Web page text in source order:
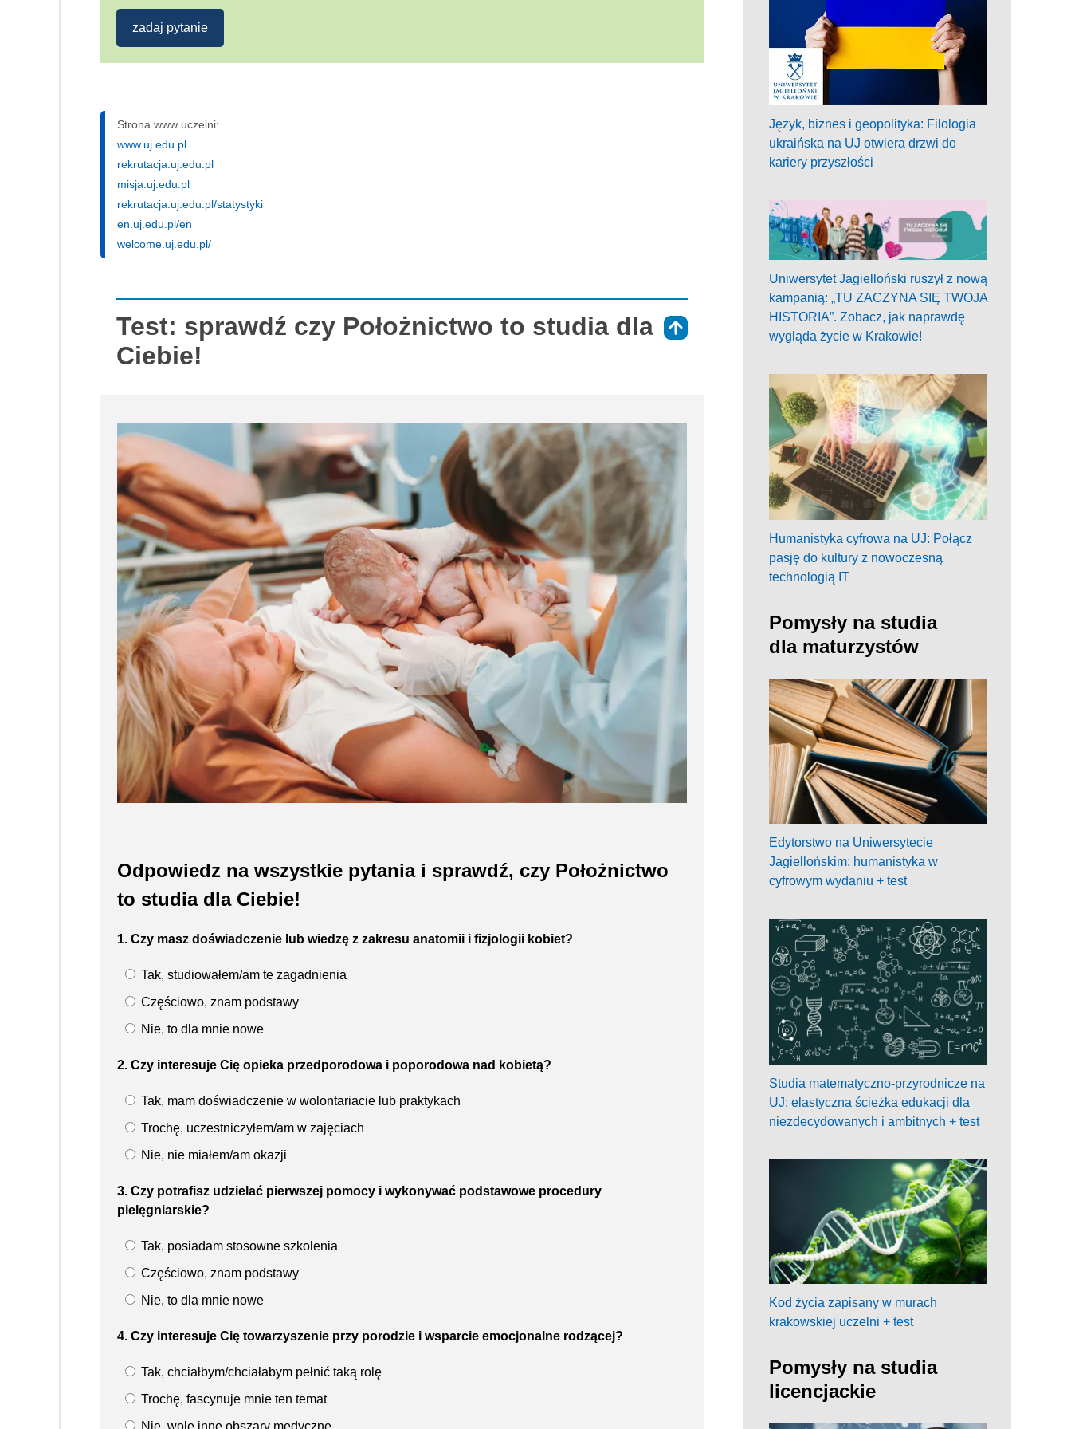
zadaj pytanie
Strona www uczelni:
www.uj.edu.pl
rekrutacja.uj.edu.pl
misja.uj.edu.pl
rekrutacja.uj.edu.pl/statystyki
en.uj.edu.pl/en
welcome.uj.edu.pl/
Test: sprawdź czy Położnictwo to studia dla
Ciebie!
Odpowiedz na wszystkie pytania i sprawdź, czy Położnictwo
to studia dla Ciebie!
1. Czy masz doświadczenie lub wiedzę z zakresu anatomii i fizjologii kobiet?
Tak, studiowałem/am te zagadnienia
Częściowo, znam podstawy
Nie, to dla mnie nowe
2. Czy interesuje Cię opieka przedporodowa i poporodowa nad kobietą?
Tak, mam doświadczenie w wolontariacie lub praktykach
Trochę, uczestniczyłem/am w zajęciach
Nie, nie miałem/am okazji
3. Czy potrafisz udzielać pierwszej pomocy i wykonywać podstawowe procedury
pielęgniarskie?
Tak, posiadam stosowne szkolenia
Częściowo, znam podstawy
Nie, to dla mnie nowe
4. Czy interesuje Cię towarzyszenie przy porodzie i wsparcie emocjonalne rodzącej?
Tak, chciałbym/chciałabym pełnić taką rolę
Trochę, fascynuje mnie ten temat
Nie, wolę inne obszary medyczne
Język, biznes i geopolityka: Filologia
ukraińska na UJ otwiera drzwi do
kariery przyszłości
Uniwersytet Jagielloński ruszył z nową
kampanią: „TU ZACZYNA SIĘ TWOJA
HISTORIA”. Zobacz, jak naprawdę
wygląda życie w Krakowie!
Humanistyka cyfrowa na UJ: Połącz
pasję do kultury z nowoczesną
technologią IT
Pomysły na studia
dla maturzystów
Edytorstwo na Uniwersytecie
Jagiellońskim: humanistyka w
cyfrowym wydaniu + test
Studia matematyczno-przyrodnicze na
UJ: elastyczna ścieżka edukacji dla
niezdecydowanych i ambitnych + test
Kod życia zapisany w murach
krakowskiej uczelni + test
Pomysły na studia
licencjackie